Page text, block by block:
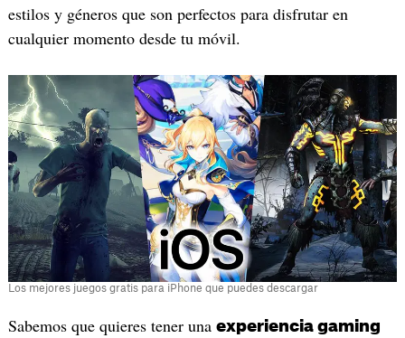
estilos y géneros que son perfectos para disfrutar en
cualquier momento desde tu móvil.
Los mejores juegos gratis para iPhone que puedes descargar
Sabemos que quieres tener una experiencia gaming